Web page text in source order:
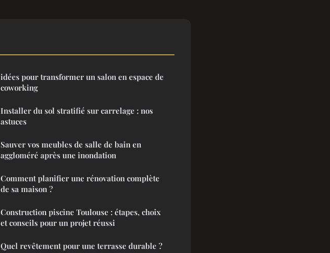
idées pour transformer un salon en espace de
coworking
Installer du sol stratifié sur carrelage : nos
astuces
Sauver vos meubles de salle de bain en
aggloméré après une inondation
Comment planifier une rénovation complète
de sa maison ?
Construction piscine Toulouse : étapes, choix
et conseils pour un projet réussi
Quel revêtement pour une terrasse durable ?